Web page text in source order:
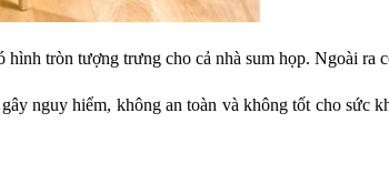
tròn tượng trưng cho cả nhà sum họp. Ngoài ra
nguy hiểm, không an toàn và không tốt cho sức